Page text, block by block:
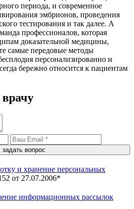
периода, и современное
эмбрионов, проведения
тестирования и так далее. А
профессионалов, которая
доказательной медицины,
самые передовые методы
персонализированно и
бережно относится к пациентам
врачу
задать вопрос
и хранение персональных
от 27.07.2006*
информационных рассылок